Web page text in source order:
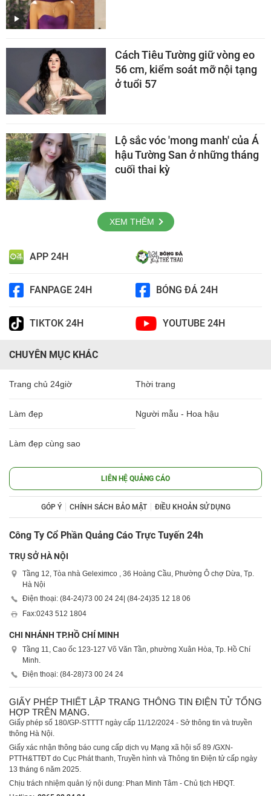
Cách Tiêu Tường giữ vòng eo
56 cm, kiểm soát mỡ nội tạng
ở tuổi 57
Lộ sắc vóc 'mong manh' của Á
hậu Tường San ở những tháng
cuối thai kỳ
XEM THÊM
APP 24H
FANPAGE 24H BÓNG ĐÁ 24H
TIKTOK 24H YOUTUBE 24H
CHUYÊN MỤC KHÁC
Trang chủ 24giờ Thời trang
Làm đẹp Người mẫu - Hoa hậu
Làm đẹp cùng sao
LIÊN HỆ QUẢNG CÁO
GÓP Ý CHÍNH SÁCH BẢO MẬT ĐIỀU KHOẢN SỬ DỤNG
Công Ty Cổ Phần Quảng Cáo Trực Tuyến 24h
TRỤ SỞ HÀ NỘI
Tầng 12, Tòa nhà Geleximco , 36 Hoàng Cầu, Phường Ô chợ Dừa, Tp.
Hà Nội
Điện thoại: (84-24)73 00 24 24 | (84-24)35 12 18 06
Fax:0243 512 1804
CHI NHÁNH TP.HỒ CHÍ MINH
Tầng 11, Cao ốc 123-127 Võ Văn Tần, phường Xuân Hòa, Tp. Hồ Chí
Minh.
Điện thoại: (84-28)73 00 24 24
GIẤY PHÉP THIẾT LẬP TRANG THÔNG TIN ĐIỆN TỬ TỔNG
HỢP TRÊN MẠNG.
Giấy phép số 180/GP-STTTT ngày cấp 11/12/2024 - Sở thông tin và truyền
thông Hà Nội.
Giấy xác nhận thông báo cung cấp dịch vụ Mạng xã hội số 89 /GXN-
PTTH&TTĐT do Cục Phát thanh, Truyền hình và Thông tin Điện tử cấp ngày
13 tháng 6 năm 2025.
Chịu trách nhiệm quản lý nội dung: Phan Minh Tâm - Chủ tịch HĐQT.